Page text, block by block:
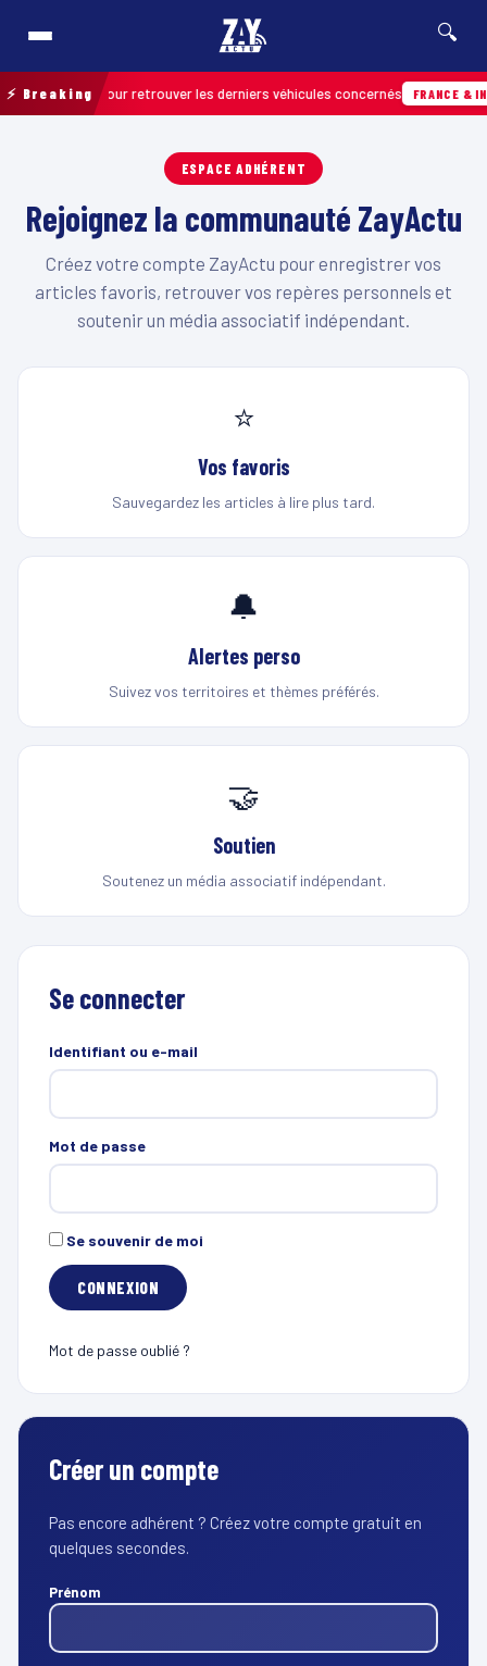
🔍
⚡ Breaking
de terrain pour retrouver les derniers véhicules concernés FRANCE &
ESPACE ADHÉRENT
Rejoignez la communauté ZayActu
Créez votre compte ZayActu pour enregistrer vos
articles favoris, retrouver vos repères personnels et
soutenir un média associatif indépendant.
⭐
Vos favoris
Sauvegardez les articles à lire plus tard.
🔔
Alertes perso
Suivez vos territoires et thèmes préférés.
🤝
Soutien
Soutenez un média associatif indépendant.
Se connecter
Identifiant ou e-mail
Mot de passe
Se souvenir de moi
Mot de passe oublié ?
Créer un compte
Pas encore adhérent ? Créez votre compte gratuit en
quelques secondes.
Prénom